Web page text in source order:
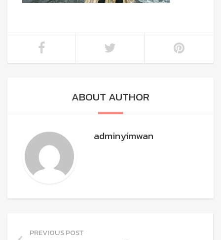
ABOUT AUTHOR
adminyimwan
PREVIOUS POST